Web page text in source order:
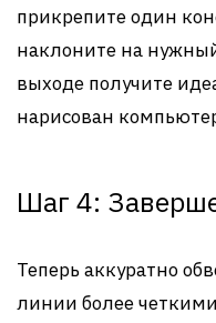
прикрепите один
наклоните на
выходе получите
нарисован
Шаг 4:
Теперь аккуратно
линии более